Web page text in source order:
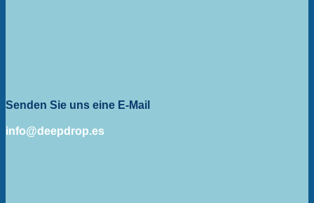
Senden Sie uns eine E-Mail
info@deepdrop.es